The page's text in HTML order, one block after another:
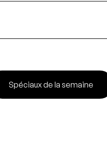
Spéciaux de la semaine